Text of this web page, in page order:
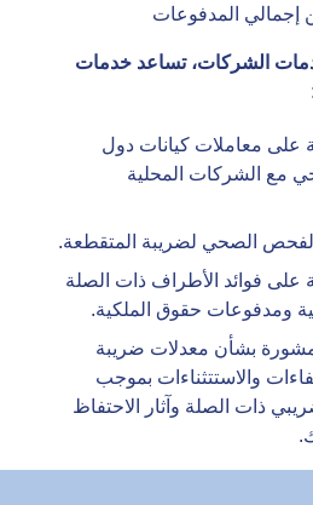
الشركات، تساعد خدمات
على معاملات كيانات دول
مع الشركات المحلية
الصحي لضريبة المتقطعة.
على فوائد الأطراف ذات الصلة
ومدفوعات حقوق الملكية.
بشأن معدلات ضريبة
والاستتثناءات بموجب
ذات الصلة وآثار الاحتفاظ